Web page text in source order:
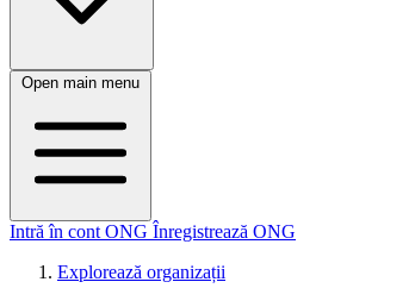
Open main menu
Intră în cont ONG Înregistrează ONG
Explorează organizații